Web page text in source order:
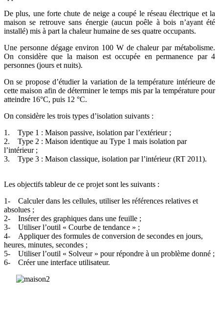
De plus, une forte chute de neige a coupé le réseau électrique et la
maison se retrouve sans énergie (aucun poêle à bois n’ayant été
installé) mis à part la chaleur humaine de ses quatre occupants.
Une personne dégage environ 100 W de chaleur par métabolisme.
On considère que la maison est occupée en permanence par 4
personnes (jours et nuits).
On se propose d’étudier la variation de la température intérieure de
cette maison afin de déterminer le temps mis par la température pour
atteindre 16°C, puis 12 °C.
On considère les trois types d’isolation suivants :
1. Type 1 : Maison passive, isolation par l’extérieur ;
2. Type 2 : Maison identique au Type 1 mais isolation par
l’intérieur ;
3. Type 3 : Maison classique, isolation par l’intérieur (RT 2011).
Les objectifs tableur de ce projet sont les suivants :
1- Calculer dans les cellules, utiliser les références relatives et
absolues ;
2- Insérer des graphiques dans une feuille ;
3- Utiliser l’outil « Courbe de tendance » ;
4- Appliquer des formules de conversion de secondes en jours,
heures, minutes, secondes ;
5- Utiliser l’outil « Solveur » pour répondre à un problème donné ;
6- Créer une interface utilisateur.